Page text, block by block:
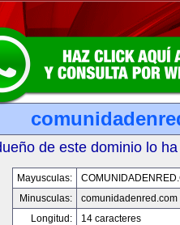
de este dominio lo
Mayusculas:
Minusculas:
comunidadenred.com
Longitud:
14 caracteres